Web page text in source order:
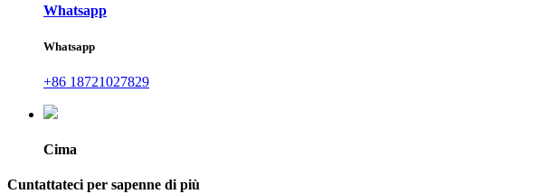
Whatsapp
Whatsapp
+86 18721027829
Cima
Cuntattateci per sapenne di più